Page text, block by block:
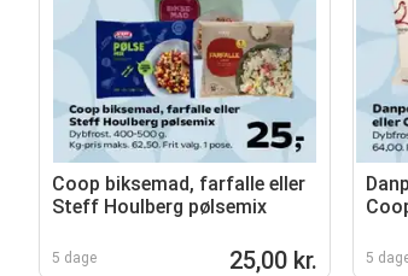
Coop biksemad, farfalle eller
Steff Houlberg pølsemix
5 dage 25,00 kr. 5